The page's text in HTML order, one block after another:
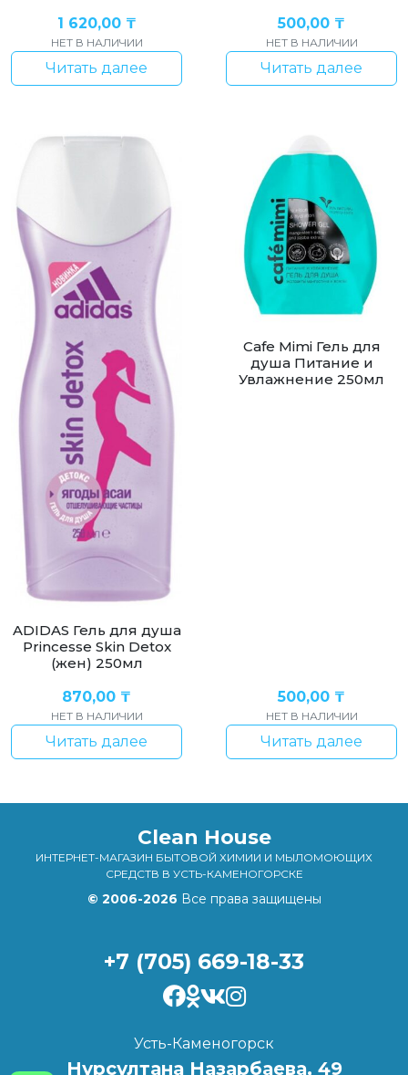
1 620,00 ₸
НЕТ В НАЛИЧИИ
Читать далее
500,00 ₸
НЕТ В НАЛИЧИИ
Читать далее
ADIDAS Гель для душа
Princesse Skin Detox
(жен) 250мл
870,00 ₸
НЕТ В НАЛИЧИИ
Читать далее
Cafe Mimi Гель для
душа Питание и
Увлажнение 250мл
500,00 ₸
НЕТ В НАЛИЧИИ
Читать далее
Clean House
ИНТЕРНЕТ-МАГАЗИН БЫТОВОЙ ХИМИИ И МЫЛОМОЮЩИХ
СРЕДСТВ В УСТЬ-КАМЕНОГОРСКЕ
© 2006-2026 Все права защищены
+7 (705) 669-18-33
Усть-Каменогорск
Нурсултана Назарбаева, 49